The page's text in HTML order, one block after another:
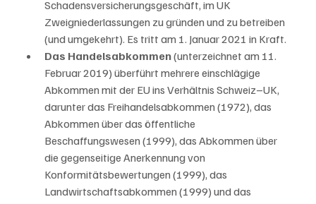
Schadensversicherungsgeschäft, im UK
Zweigniederlassungen zu gründen und zu betreiben
(und umgekehrt). Es tritt am 1. Januar 2021 in Kraft.
Das Handelsabkommen (unterzeichnet am 11.
Februar 2019) überführt mehrere einschlägige
Abkommen mit der EU ins Verhältnis Schweiz–UK,
darunter das Freihandelsabkommen (1972), das
Abkommen über das öffentliche
Beschaffungswesen (1999), das Abkommen über
die gegenseitige Anerkennung von
Konformitätsbewertungen (1999), das
Landwirtschaftsabkommen (1999) und das